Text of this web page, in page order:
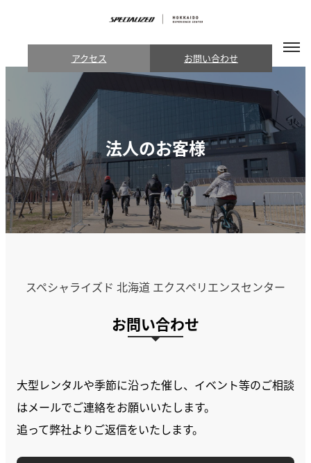
アクセス お問い合わせ
法人のお客様
スペシャライズド 北海道 エクスペリエンスセンター
お問い合わせ
大型レンタルや季節に沿った催し、イベント等のご相談
はメールでご連絡をお願いいたします。
追って弊社よりご返信をいたします。